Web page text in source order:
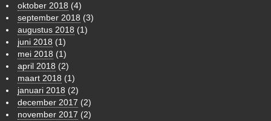
oktober 2018 (4)
september 2018 (3)
augustus 2018 (1)
juni 2018 (1)
mei 2018 (1)
april 2018 (2)
maart 2018 (1)
januari 2018 (2)
december 2017 (2)
november 2017 (2)